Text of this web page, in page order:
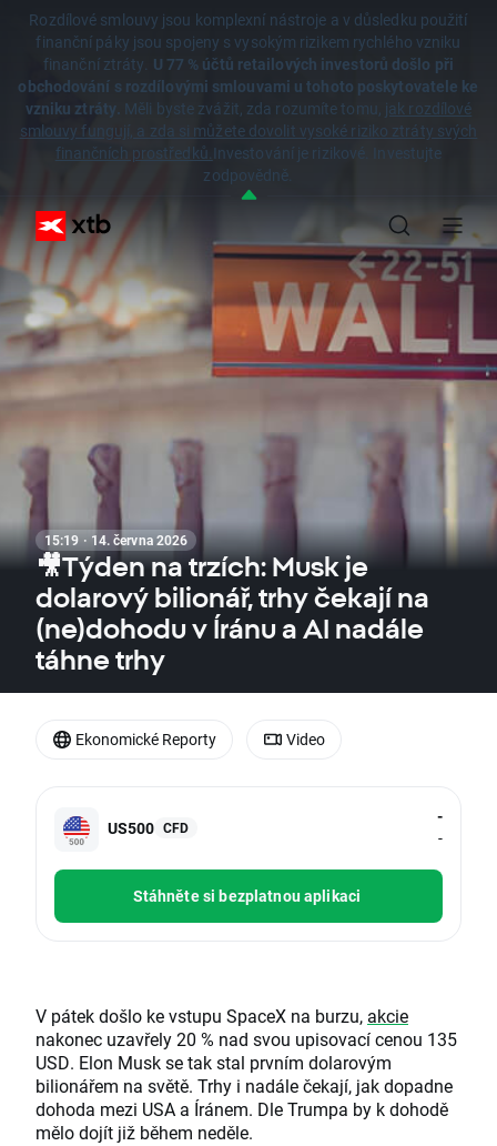
Rozdílové smlouvy jsou komplexní nástroje a v důsledku použití
finanční páky jsou spojeny s vysokým rizikem rychlého vzniku
finanční ztráty. U 77 % účtů retailových investorů došlo při
obchodování s rozdílovými smlouvami u tohoto poskytovatele ke
vzniku ztráty. Měli byste zvážit, zda rozumíte tomu, jak rozdílové
smlouvy fungují, a zda si můžete dovolit vysoké riziko ztráty svých
finančních prostředků.Investování je rizikové. Investujte
zodpovědně.
15:19 · 14. června 2026
🎥Týden na trzích: Musk je
dolarový bilionář, trhy čekají na
(ne)dohodu v Íránu a AI nadále
táhne trhy
US500 CFD
-
-
Stáhněte si bezplatnou aplikaci
V pátek došlo ke vstupu SpaceX na burzu, akcie
nakonec uzavřely 20 % nad svou upisovací cenou 135
USD. Elon Musk se tak stal prvním dolarovým
bilionářem na světě. Trhy i nadále čekají, jak dopadne
dohoda mezi USA a Íránem. Dle Trumpa by k dohodě
mělo dojít již během neděle.
Ekonomické Reporty Video